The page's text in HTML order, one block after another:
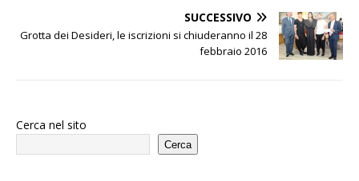
SUCCESSIVO
Grotta dei Desideri, le iscrizioni si chiuderanno il 28
febbraio 2016
Cerca nel sito
Cerca